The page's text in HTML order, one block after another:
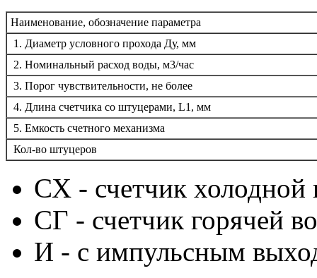
Наименование, обозначение параметра
1. Диаметр условного прохода Ду, мм
2. Номинальный расход воды, м3/час
3. Порог чувствительности, не более
4. Длина счетчика со штуцерами, L1, мм
5. Емкость счетного механизма
Кол-во штуцеров
СХ - счетчик
СГ - счетчик горячей
И - с импульсным